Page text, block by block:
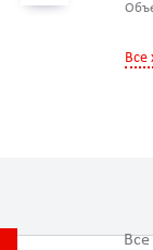
Все
Все